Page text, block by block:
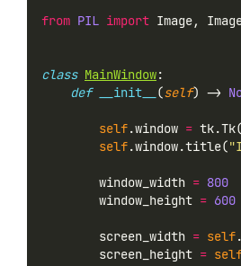
from PIL import Image,
class MainWindow:
def
__init__ (self) ->
self.window =
self.window.title(
        window_width
= 800
        window_height
= 600
        screen_width
= self
        screen_height
=